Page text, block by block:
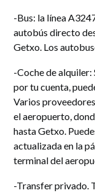
-Bus: la línea
autobús directo
Getxo. Los
-Coche de
por tu cuenta,
Varios
el aeropuerto,
hasta Getxo.
actualizada en la
terminal del
-Transfer privado.